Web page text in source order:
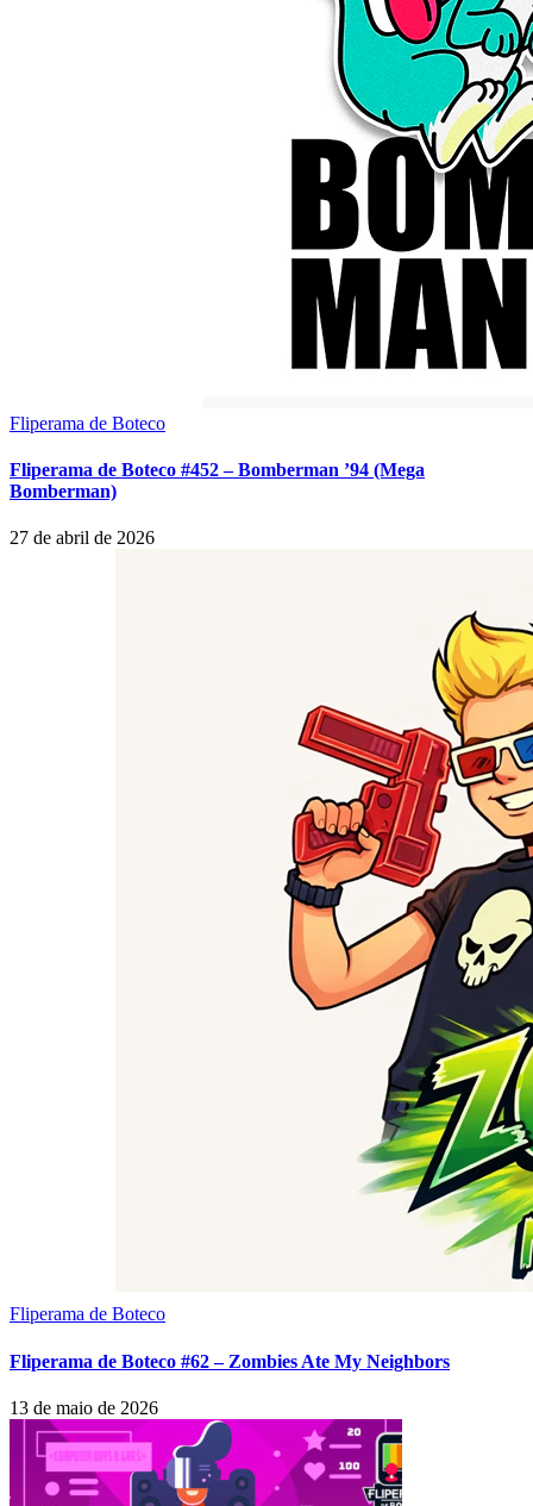
Fliperama de Boteco
Fliperama de Boteco #452 – Bomberman ’94 (Mega
Bomberman)
27 de abril de 2026
Fliperama de Boteco
Fliperama de Boteco #62 – Zombies Ate My Neighbors
13 de maio de 2026